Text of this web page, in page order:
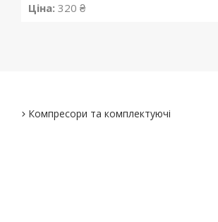
Ціна: 320 ₴
Компресори та комплектуючі